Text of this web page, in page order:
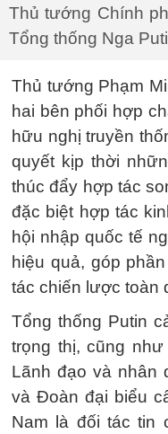
Thủ tướng Chính
Tổng thống Nga
Thủ tướng Phạm
hai bên phối hợp
hữu nghị truyền
quyết kịp thời
thúc đẩy hợp tác
đặc biệt hợp tác
hội nhập quốc tế
hiệu quả, góp
tác chiến lược toàn
Tổng thống Putin
trọng thị, cũng
Lãnh đạo và nhân
và Đoàn đại biểu
Nam là đối tác tin